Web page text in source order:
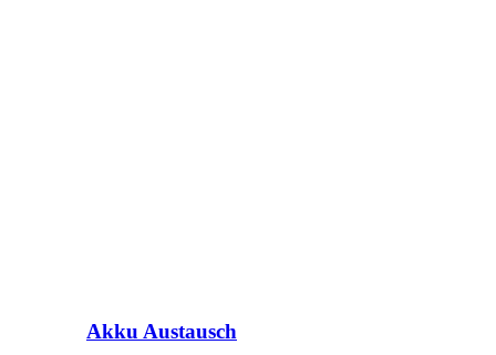
Akku Austausch